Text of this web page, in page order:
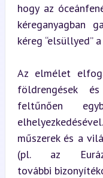
hogy az
kéreganyagban
kéreg “elsüllyed”
Az elmélet
földrengések
feltűnően
műszerek és a
(pl. az
további